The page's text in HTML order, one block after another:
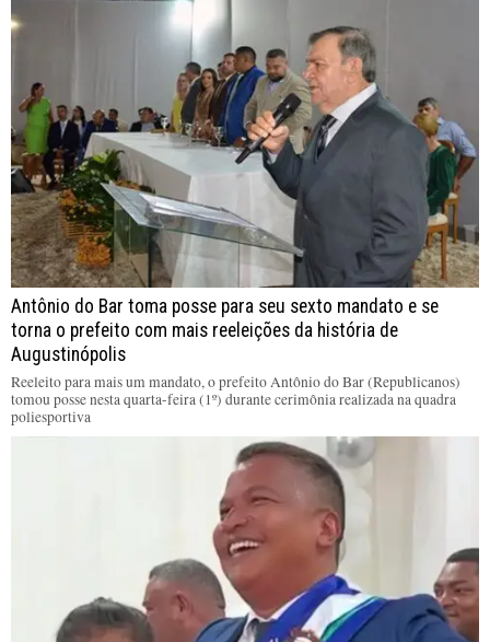
Antônio do Bar toma posse para seu sexto mandato e se
torna o prefeito com mais reeleições da história de
Augustinópolis
Reeleito para mais um mandato, o prefeito Antônio do Bar (Republicanos)
tomou posse nesta quarta-feira (1º) durante cerimônia realizada na quadra
poliesportiva